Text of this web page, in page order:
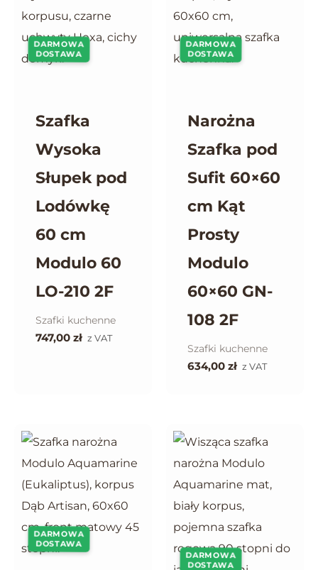
DARMOWA
DOSTAWA
Szafka
Wysoka
Słupek pod
Lodówkę
60 cm
Modulo 60
LO-210 2F
Szafki kuchenne
747,00 zł z VAT
DARMOWA
DOSTAWA
Narożna
Szafka pod
Sufit 60×60
cm Kąt
Prosty
Modulo
60×60 GN-
108 2F
Szafki kuchenne
634,00 zł z VAT
DARMOWA
DOSTAWA
DARMOWA
DOSTAWA